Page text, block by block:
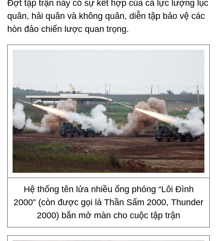
Đợt tập trận này có sự kết hợp của cả lực lượng lục
quân, hải quân và không quân, diễn tập bảo vệ các
hòn đảo chiến lược quan trọng.
Hệ thống tên lửa nhiều ống phóng “Lôi Đình
2000” (còn được gọi là Thần Sấm 2000, Thunder
2000) bắn mở màn cho cuộc tập trận